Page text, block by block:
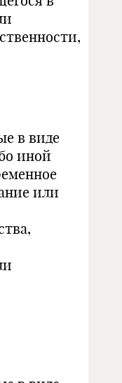
в виде
иной
или